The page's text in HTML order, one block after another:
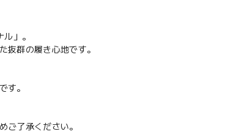
」。
抜群の履き心地です。
す。
ご了承ください。